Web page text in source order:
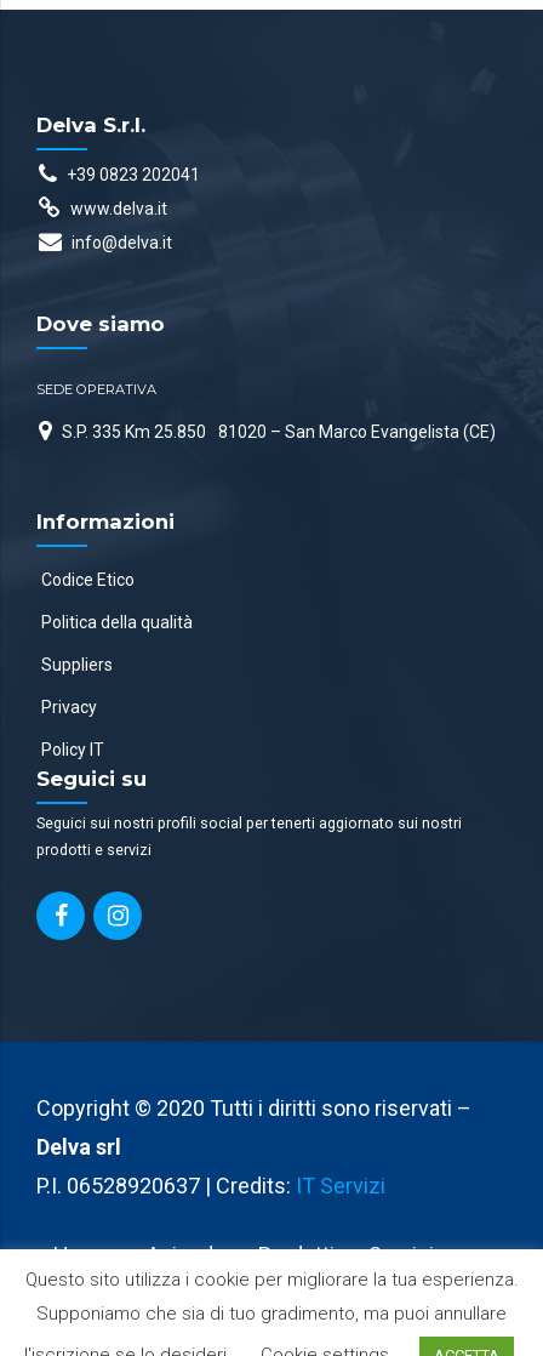
Delva S.r.l.
+39 0823 202041
www.delva.it
info@delva.it
Dove siamo
SEDE OPERATIVA
S.P. 335 Km 25.850 81020 – San Marco Evangelista (CE)
Informazioni
Codice Etico
Politica della qualità
Suppliers
Privacy
Policy IT
Seguici su
Seguici sui nostri profili social per tenerti aggiornato sui nostri
prodotti e servizi
Copyright © 2020 Tutti i diritti sono riservati –
Delva srl
P.I. 06528920637 | Credits: IT Servizi
Home Azienda Prodotti Servizi
Partners Contatti
Questo sito utilizza i cookie per migliorare la tua esperienza.
Supponiamo che sia di tuo gradimento, ma puoi annullare